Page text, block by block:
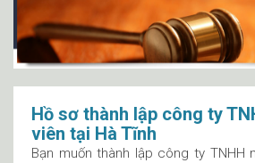
Hồ sơ thành lập công ty
viên tại Hà Tĩnh
Bạn muốn thành lập công ty TNHH